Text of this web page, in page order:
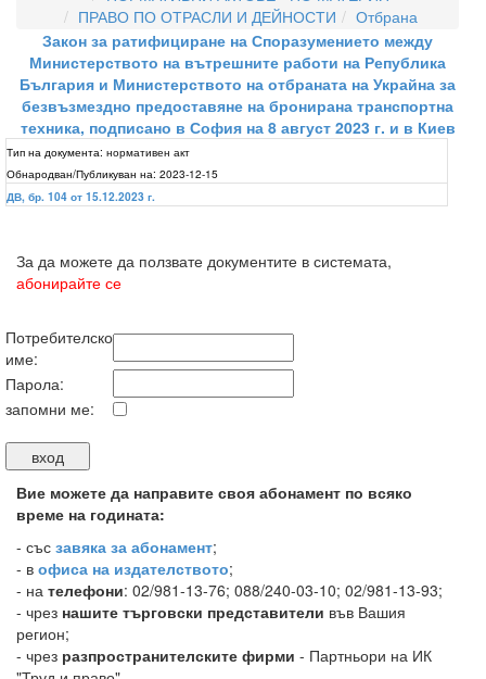
ПРАВО ПО ОТРАСЛИ И ДЕЙНОСТИ
Отбрана
Закон за ратифициране на Споразумението между
Министерството на вътрешните работи на Република
България и Министерството на отбраната на Украйна за
безвъзмездно предоставяне на бронирана транспортна
техника, подписано в София на 8 август 2023 г. и в Киев
Тип на документа: нормативен акт
Обнародван/Публикуван на: 2023-12-15
ДВ, бр. 104 от 15.12.2023 г.
За да можете да ползвате документите в системата,
абонирайте се
Потребителско
име:
Парола:
запомни ме:
Вие можете да направите своя абонамент по всяко
време на годината:
- със завяка за абонамент;
- в офиса на издателството;
- на телефони: 02/981-13-76; 088/240-03-10; 02/981-13-93;
- чрез нашите търговски представители във Вашия
регион;
- чрез разпространителските фирми - Партньори на ИК